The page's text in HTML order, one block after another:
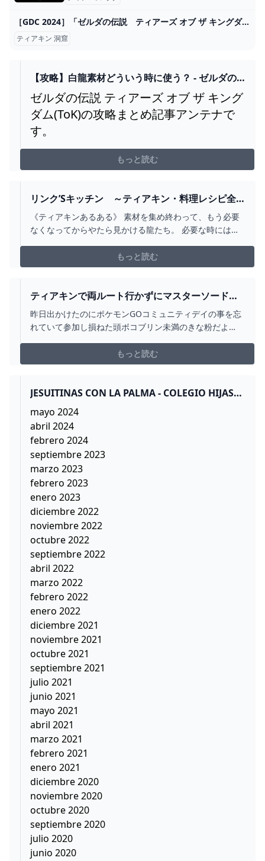
［GDC 2024］「ゼルダの伝説 ティアーズ オブ ザ キングダム」の自由な遊びは，現実的な物理のルールで世界ができていたからだった
ティアキン 洞窟
【攻略】白龍素材どういう時に使う？ - ゼルダの
伝説ティアキンまとめアンテナ
ゼルダの伝説 ティアーズ オブ ザ キング
ダム(ToK)の攻略まとめ記事アンテナで
す。
もっと読む
リンク’Sキッチン ～ティアキン・料理レシピ全
制覇記念～｜SIKI
《ティアキンあるある》 素材を集め終わって、もう必要
なくなってからやたら見かける龍たち。 必要な時にはな
にゼルダってます。 龍といえば、白龍からも素材集めし
てますが、正体知ってからは本当に取りづらくてつら
のかリンク！？ 全洞窟・全井戸が終わり、やっと楽しみ
にしていたコログ探しをしております。 一緒にやってる
旦那氏が、「終わる気がしない……まだ３００個……」と
悲壮感丸出しでがんばってます。ちなみに全部で１００
０個です。いやあ楽しいなあ！ さて、進行度には関係な
もっと読む
ティアキンで両ルート行かずにマスターソードを
手に入れるある意味村人ルート - あずきな粉のレ
ベルボール日記
昨日出かけたのにポケモンGOコミュニティデイの事を忘
れていて参加し損ねた頭ボコブリン未満のきな粉だよ
スターソードとハイリアの盾を手に入れました！(全然つ
いにじゃないけど) 敵が怖い村人リンクなので、空経由で
鳥望台など…
もっと読む
JESUITINAS CON LA PALMA - COLEGIO HIJAS
DE JESÚS A CORUÑA
mayo 2024
abril 2024
febrero 2024
septiembre 2023
marzo 2023
febrero 2023
enero 2023
diciembre 2022
noviembre 2022
octubre 2022
septiembre 2022
abril 2022
marzo 2022
febrero 2022
enero 2022
diciembre 2021
noviembre 2021
octubre 2021
septiembre 2021
julio 2021
junio 2021
mayo 2021
abril 2021
marzo 2021
febrero 2021
enero 2021
diciembre 2020
noviembre 2020
octubre 2020
septiembre 2020
julio 2020
junio 2020